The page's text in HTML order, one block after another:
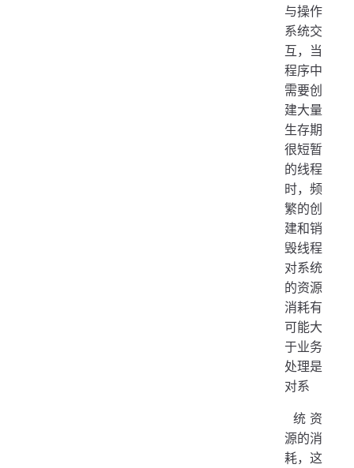
与操作
系统交
互，当
程序中
需要创
建大量
生存期
很短暂
的线程
时，频
繁的创
建和销
毁线程
对系统
的资源
消耗有
可能大
于业务
处理是
对系
​ 统资
源的消
耗，这